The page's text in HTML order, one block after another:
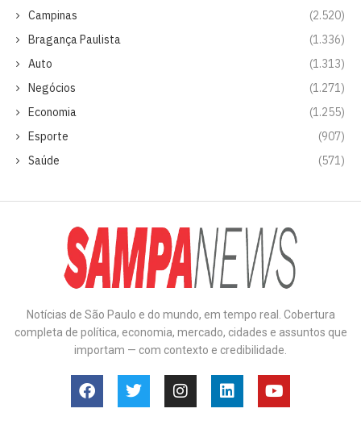
Campinas
(2.520)
Bragança Paulista
(1.336)
Auto
(1.313)
Negócios
(1.271)
Economia
(1.255)
Esporte
(907)
Saúde
(571)
Notícias de São Paulo e do mundo, em tempo real. Cobertura
completa de política, economia, mercado, cidades e assuntos que
importam — com contexto e credibilidade.